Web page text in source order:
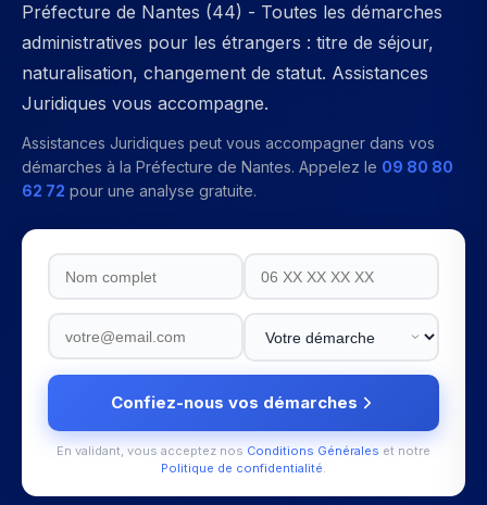
Préfecture de Nantes (44) - Toutes les démarches
administratives pour les étrangers : titre de séjour,
naturalisation, changement de statut. Assistances
Juridiques vous accompagne.
Assistances Juridiques peut vous accompagner dans vos
démarches à la Préfecture de Nantes. Appelez le 09 80 80
62 72 pour une analyse gratuite.
Confiez-nous vos démarches
En validant, vous acceptez nos Conditions Générales et notre
Politique de confidentialité.